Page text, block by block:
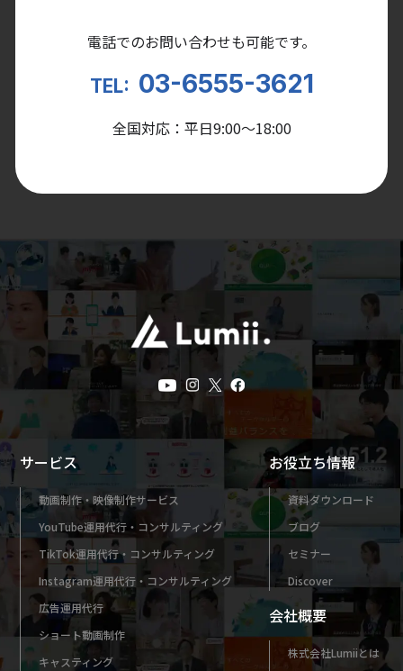
電話でのお問い合わせも可能です。
TEL: 03-6555-3621
全国対応：平日9:00〜18:00
サービス
動画制作・映像制作サービス
YouTube運用代行・コンサルティング
TikTok運用代行・コンサルティング
Instagram運用代行・コンサルティング
広告運用代行
ショート動画制作
キャスティング
お役立ち情報
資料ダウンロード
ブログ
セミナー
Discover
会社概要
株式会社Lumiiとは